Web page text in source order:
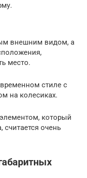
внешним видом, а
место.
стиле с
на колесиках.
который
считается очень